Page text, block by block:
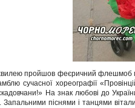
пройшов феєричний флешмоб
сучасної хореографії
На знак любові до
Запальними піснями і танцями